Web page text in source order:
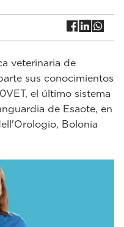
veterinaria de
sus conocimientos
el último sistema
de Esaote, en
Bolonia